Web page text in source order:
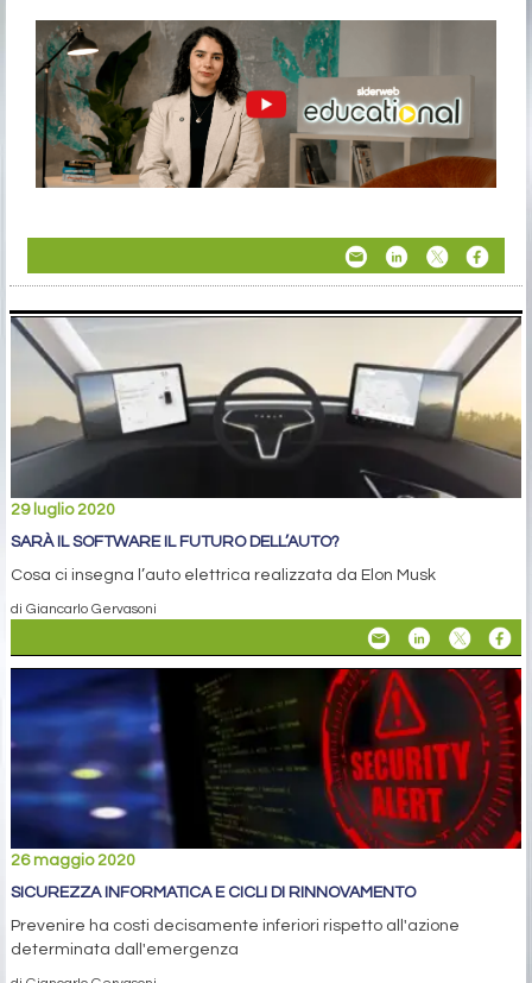
29 luglio 2020
SARÀ IL SOFTWARE IL FUTURO DELL’AUTO?
Cosa ci insegna l’auto elettrica realizzata da Elon Musk
di Giancarlo Gervasoni
26 maggio 2020
SICUREZZA INFORMATICA E CICLI DI RINNOVAMENTO
Prevenire ha costi decisamente inferiori rispetto all'azione
determinata dall'emergenza